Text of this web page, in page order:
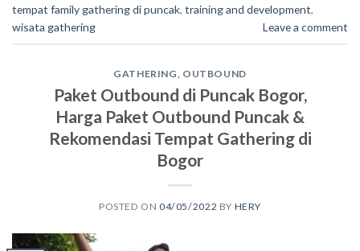
tempat family gathering di puncak, training and development,
wisata gathering
Leave a comment
GATHERING OUTBOUND
Paket Outbound di Puncak Bogor,
Harga Paket Outbound Puncak &
Rekomendasi Tempat Gathering di
Bogor
POSTED ON04/05/2022 BY HERY